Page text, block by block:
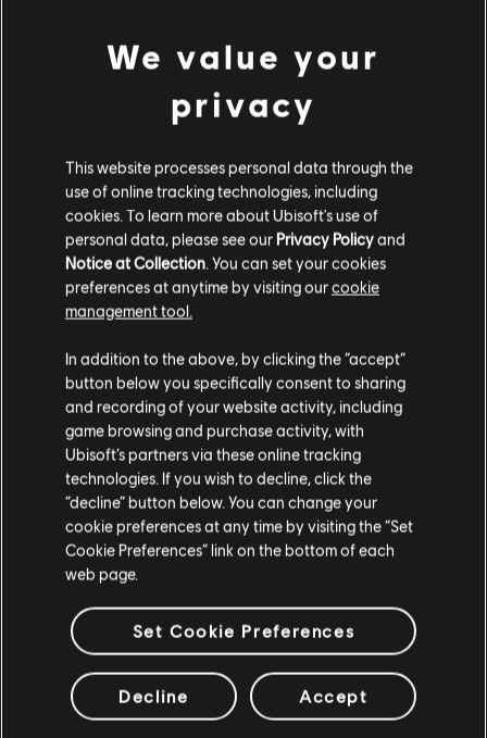
IMMORTALS FENYX RISING
Immortals Fenyx Rising
สแตนดาร์ดเอดิชั่น
S$ 55
DLC
IMMORTALS FENYX RISING
4,100 เครดิต
IMMORTALS FENYX RISING
S$ 7
Immortals Fenyx Rising
เราคิดว่าตำแหน่งของคุณอยู่ที่United States
โปรดไปที่สโตร์ประจำประเทศเพื่อทำการสั่งซื้อ
อยู่ในสโตร์ปัจจุบัน
สลับไปยังสโตร์ในประเทศ
We value your
privacy
This website processes personal data through the
use of online tracking technologies, including
cookies. To learn more about Ubisoft's use of
personal data, please see our Privacy Policyand
Notice at Collection . You can set your cookies
preferences at anytime by visiting ourcookie
management tool.
In addition to the above, by clicking the “accept”
button below you specifically consent to sharing
and recording of your website activity, including
game browsing and purchase activity, with
Ubisoft’s partners via these online tracking
technologies. If you wish to decline, click the
“decline” button below. You can change your
cookie preferences at any time by visiting the “Set
Cookie Preferences” link on the bottom of each
web page.
Set Cookie Preferences
Decline Accept